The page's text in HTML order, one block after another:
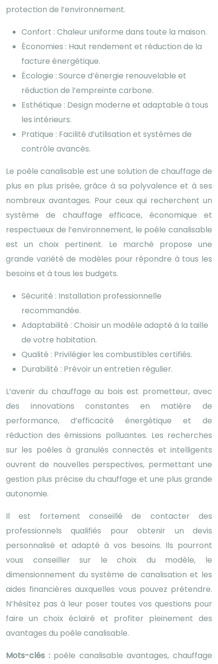
protection de l’environnement.
Confort : Chaleur uniforme dans toute la maison.
Économies : Haut rendement et réduction de la
facture énergétique.
Écologie : Source d’énergie renouvelable et
réduction de l’empreinte carbone.
Esthétique : Design moderne et adaptable à tous
les intérieurs.
Pratique : Facilité d’utilisation et systèmes de
contrôle avancés.
Le poêle canalisable est une solution de chauffage de
plus en plus prisée, grâce à sa polyvalence et à ses
nombreux avantages. Pour ceux qui recherchent un
système de chauffage efficace, économique et
respectueux de l’environnement, le poêle canalisable
est un choix pertinent. Le marché propose une
grande variété de modèles pour répondre à tous les
besoins et à tous les budgets.
Sécurité : Installation professionnelle
recommandée.
Adaptabilité : Choisir un modèle adapté à la taille
de votre habitation.
Qualité : Privilégier les combustibles certifiés.
Durabilité : Prévoir un entretien régulier.
L’avenir du chauffage au bois est prometteur, avec
des innovations constantes en matière de
performance, d’efficacité énergétique et de
réduction des émissions polluantes. Les recherches
sur les poêles à granulés connectés et intelligents
ouvrent de nouvelles perspectives, permettant une
gestion plus précise du chauffage et une plus grande
autonomie.
Il est fortement conseillé de contacter des
professionnels qualifiés pour obtenir un devis
personnalisé et adapté à vos besoins. Ils pourront
vous conseiller sur le choix du modèle, le
dimensionnement du système de canalisation et les
aides financières auxquelles vous pouvez prétendre.
N’hésitez pas à leur poser toutes vos questions pour
faire un choix éclairé et profiter pleinement des
avantages du poêle canalisable.
Mots-clés : poêle canalisable avantages, chauffage